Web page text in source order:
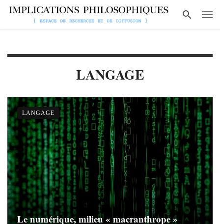
LANGAGE
Le numérique, milieu « macranthrope »
LANGAGE